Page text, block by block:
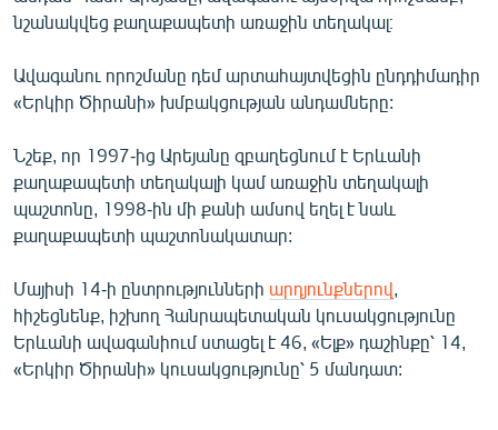
ԿՈՐՈՆԱՎԻՐՈՒՍ
ՏԵՍԱՆՅՈՒԹԵՐ
ՁԳՏԵԼՈՎ ԼԱՎԱԳՈՒՅՆԻՆ
ՓՈԴՔԱՍԹ
English
Русский
նշանակվեց քաղաքապետի առաջին տեղակալ։
Ավագանու որոշմանը դեմ արտահայտվեցին ընդդիմադիր
«Երկիր Ծիրանի» խմբակցության անդամները:
Նշեք, որ 1997-ից Արեյանը զբաղեցնում է Երևանի
քաղաքապետի տեղակալի կամ առաջին տեղակալի
պաշտոնը, 1998-ին մի քանի ամսով եղել է նաև
քաղաքապետի պաշտոնակատար:
Մայիսի 14-ի ընտրությունների արդյունքներով
հիշեցնենք, իշխող Հանրապետական կուսակցությունը
Երևանի ավագանիում ստացել է 46, «Ելք» դաշինքը՝ 14,
«Երկիր Ծիրանի» կուսակցությունը՝ 5 մանդատ: